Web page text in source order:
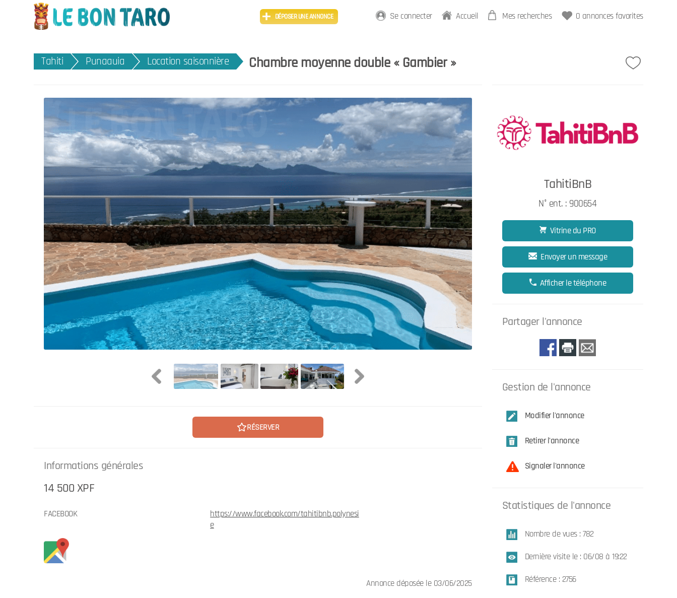
DÉPOSER UNE ANNONCE Se connecter Accueil Mes recherches 0 annonces favorites
Tahiti Punaauia Location saisonnière Chambre moyenne double « Gambier »
TahitiBnB
N° ent. : 900654
Vitrine du PRO
Envoyer un message
Afficher le téléphone
RÉSERVER
Informations générales
14 500 XPF
FACEBOOK
https://www.facebook.com/tahitibnb.polynesi
e
Annonce déposée le 03/06/2025
Partager l'annonce
Gestion de l'annonce
Modifier l'annonce
Retirer l'annonce
Signaler l'annonce
Statistiques de l'annonce
Nombre de vues : 782
Dernière visite le : 06/08 à 19:22
Référence : 2756